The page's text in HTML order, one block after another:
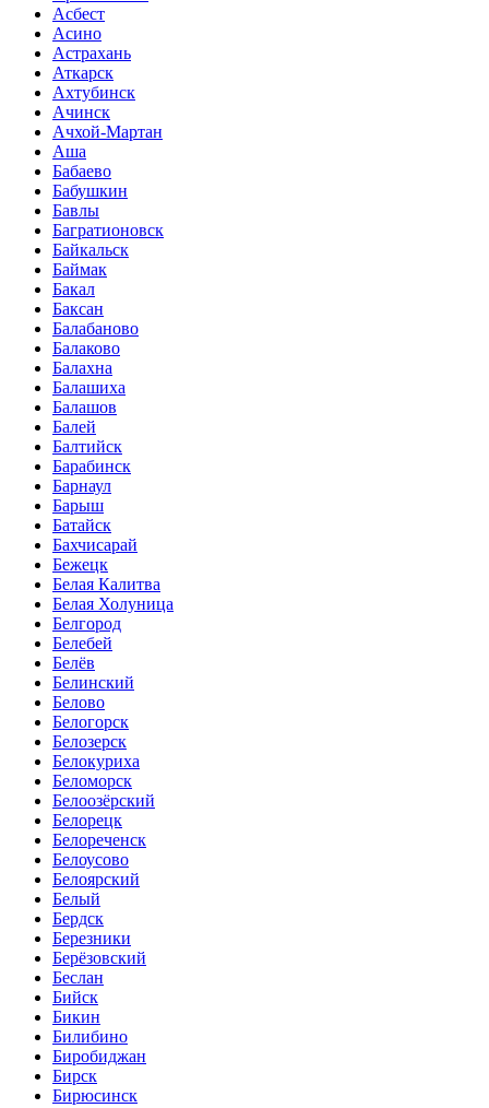
Асбест
Асино
Астрахань
Аткарск
Ахтубинск
Ачинск
Ачхой-Мартан
Аша
Бабаево
Бабушкин
Бавлы
Багратионовск
Байкальск
Баймак
Бакал
Баксан
Балабаново
Балаково
Балахна
Балашиха
Балашов
Балей
Балтийск
Барабинск
Барнаул
Барыш
Батайск
Бахчисарай
Бежецк
Белая Калитва
Белая Холуница
Белгород
Белебей
Белёв
Белинский
Белово
Белогорск
Белозерск
Белокуриха
Беломорск
Белоозёрский
Белорецк
Белореченск
Белоусово
Белоярский
Белый
Бердск
Березники
Берёзовский
Беслан
Бийск
Бикин
Билибино
Биробиджан
Бирск
Бирюсинск